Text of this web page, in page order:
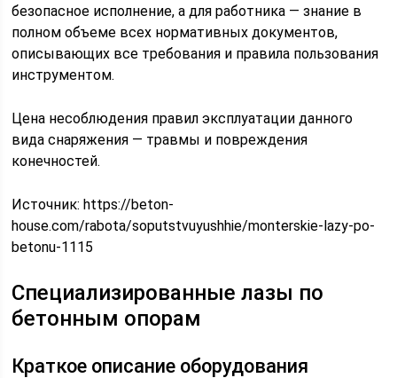
безопасное исполнение, а для работника — знание в
полном объеме всех нормативных документов,
описывающих все требования и правила пользования
инструментом.
Цена несоблюдения правил эксплуатации данного
вида снаряжения — травмы и повреждения
конечностей.
Источник:https://beton-
house.com/rabota/soputstvuyushhie/monterskie-lazy-po-
betonu-1115
Специализированные лазы по
бетонным опорам
Краткое описание оборудования